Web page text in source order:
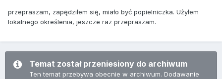
przepraszam, zapędziłem się, miało być popielniczka. Użyłem
lokalnego określenia, jeszcze raz przepraszam.
Temat został przeniesiony do archiwum
Ten temat przebywa obecnie w archiwum. Dodawanie